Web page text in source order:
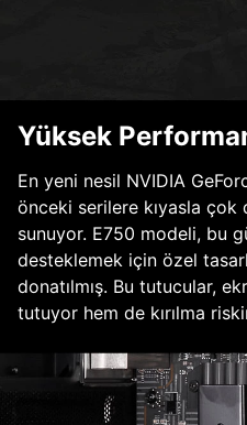
Yüksek
En yeni nesil NVIDIA
önceki serilere kıyasla
sunuyor. E750 modeli, bu
desteklemek için özel
donatılmış. Bu tutucular,
tutuyor hem de kırılma